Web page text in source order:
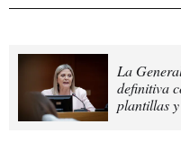
La
definitiva
plantillas